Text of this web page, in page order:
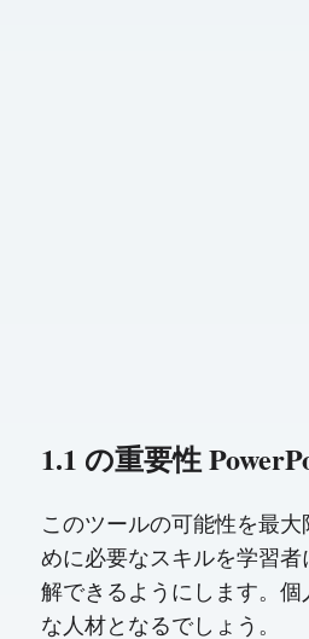
1.1 の重要性
このツールの可能性を最
めに必要なスキルを学習
解できるようにします。
な人材となるでしょう。